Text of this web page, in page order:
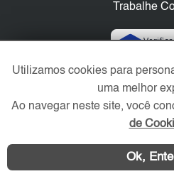
Trabalhe
Redes
Utilizamos cookies para
uma melhor
Ao navegar neste site, você
de
Ok,